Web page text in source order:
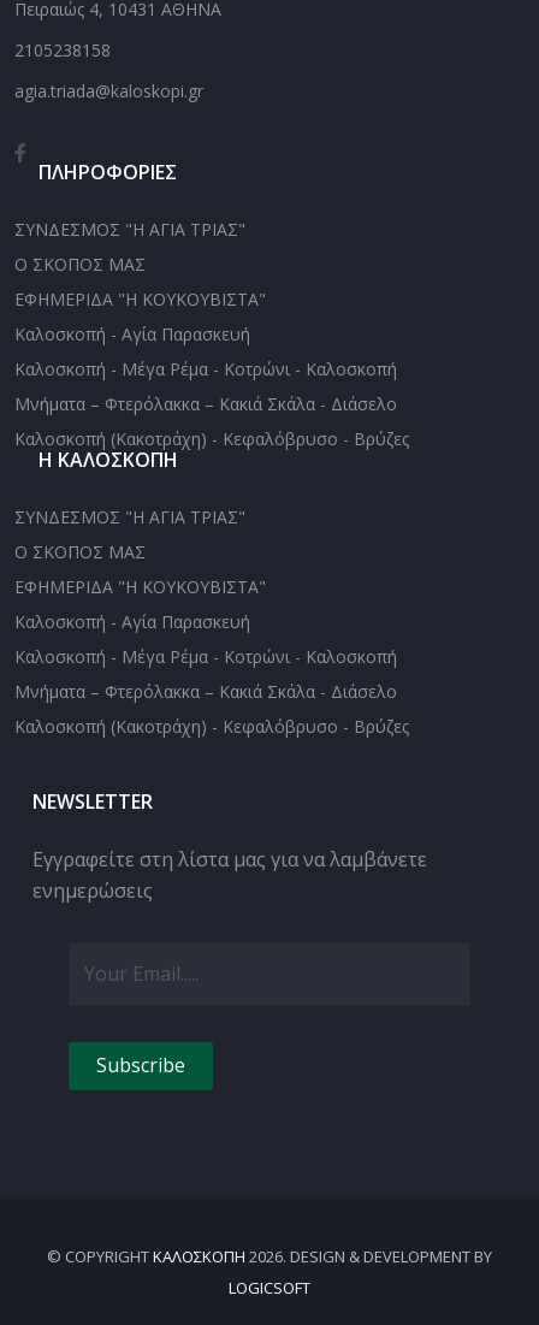
Πειραιώς 4, 10431 ΑΘΗΝΑ
2105238158
agia.triada@kaloskopi.gr
ΠΛΗΡΟΦΟΡΙΕΣ
ΣΥΝΔΕΣΜΟΣ "Η ΑΓΙΑ ΤΡΙΑΣ"
Ο ΣΚΟΠΟΣ ΜΑΣ
ΕΦΗΜΕΡΙΔΑ "Η ΚΟΥΚΟΥΒΙΣΤΑ"
Καλοσκοπή - Αγία Παρασκευή
Καλοσκοπή - Μέγα Ρέμα - Κοτρώνι - Καλοσκοπή
Μνήματα – Φτερόλακκα – Κακιά Σκάλα - Διάσελο
Καλοσκοπή (Κακοτράχη) - Κεφαλόβρυσο - Βρύζες
Η ΚΑΛΟΣΚΟΠΗ
ΣΥΝΔΕΣΜΟΣ "Η ΑΓΙΑ ΤΡΙΑΣ"
Ο ΣΚΟΠΟΣ ΜΑΣ
ΕΦΗΜΕΡΙΔΑ "Η ΚΟΥΚΟΥΒΙΣΤΑ"
Καλοσκοπή - Αγία Παρασκευή
Καλοσκοπή - Μέγα Ρέμα - Κοτρώνι - Καλοσκοπή
Μνήματα – Φτερόλακκα – Κακιά Σκάλα - Διάσελο
Καλοσκοπή (Κακοτράχη) - Κεφαλόβρυσο - Βρύζες
NEWSLETTER
Εγγραφείτε στη λίστα μας για να λαμβάνετε
ενημερώσεις
Subscribe
© COPYRIGHTΚΑΛΟΣΚΟΠΗ 2026. DESIGN & DEVELOPMENT BY
LOGICSOFT